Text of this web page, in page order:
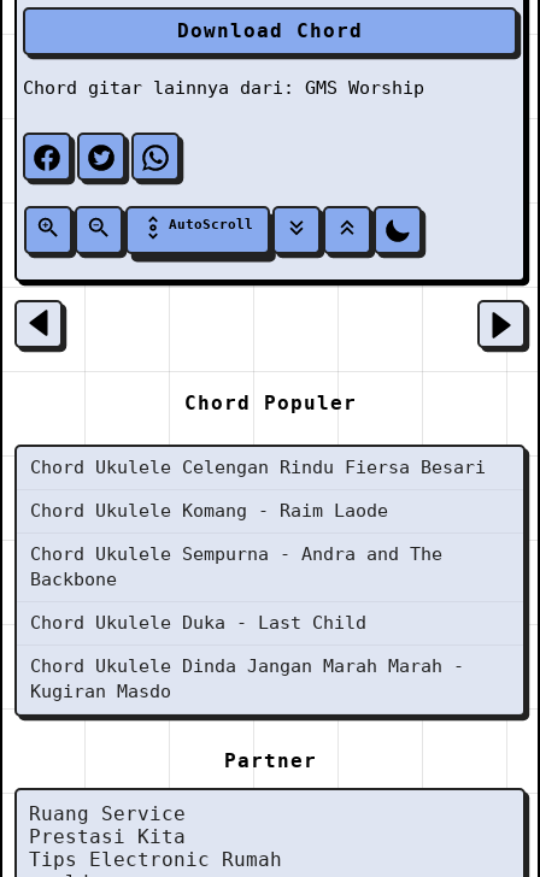
Download Chord
Chord gitar lainnya dari: GMS Worship
AutoScroll
Chord Populer
Chord Ukulele Celengan Rindu Fiersa Besari
Chord Ukulele Komang - Raim Laode
Chord Ukulele Sempurna - Andra and The
Backbone
Chord Ukulele Duka - Last Child
Chord Ukulele Dinda Jangan Marah Marah -
Kugiran Masdo
Partner
Ruang Service
Prestasi Kita
Tips Electronic Rumah